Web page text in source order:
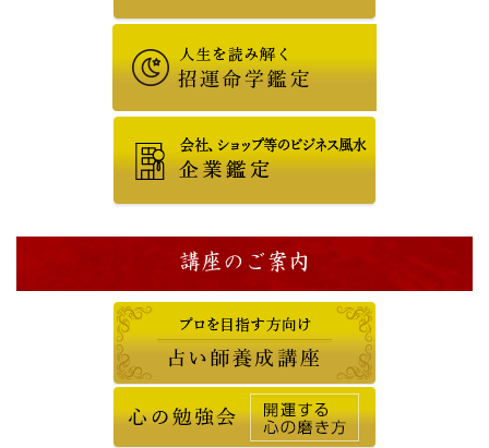
講座のご案内